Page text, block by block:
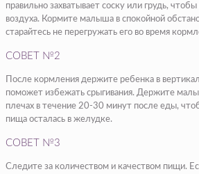
правильно захватывает соску или грудь,
воздуха. Кормите малыша в спокойной
старайтесь не перегружать его во время
СОВЕТ №2
После кормления держите ребенка в
поможет избежать срыгивания. Держите
плечах в течение 20-30 минут после еды,
пища осталась в желудке.
СОВЕТ №3
Следите за количеством и качеством пищи.